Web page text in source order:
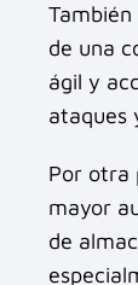
de una
ágil y
ataques
Por otra
mayor
de